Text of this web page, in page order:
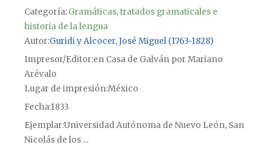
Categoría:Gramáticas, tratados gramaticales e
historia de la lengua
Autor Guridi y Alcocer, José Miguel (1763-1828)
Impresor/Editor en Casa de Galván por Mariano
Arévalo
Lugar de impresiónMéxico
Fecha1833
Ejemplar Universidad Autónoma de Nuevo León, San
Nicolás de los ...